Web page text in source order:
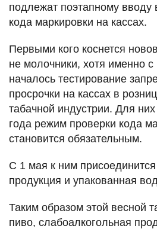
подлежат поэтапному вводу
кода маркировки на кассах.
Первыми кого коснется
не молочники, хотя именно с
началось тестирование
просрочки на кассах в
табачной индустрии. Для
года режим проверки кода
становится обязательным.
С 1 мая к ним
продукция и упакованная
Таким образом этой весной
пиво, слабоалкогольная